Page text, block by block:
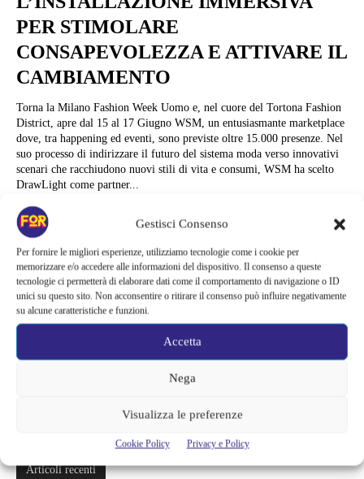
Gestisci Consenso
Per fornire le migliori esperienze, utilizziamo tecnologie come i cookie per
memorizzare e/o accedere alle informazioni del dispositivo. Il consenso a queste
tecnologie ci permetterà di elaborare dati come il comportamento di navigazione o ID
unici su questo sito. Non acconsentire o ritirare il consenso può influire negativamente
su alcune caratteristiche e funzioni.
Accetta
Nega
Visualizza le preferenze
Cookie Policy Privacy e Policy
PER STIMOLARE
CONSAPEVOLEZZA E ATTIVARE IL
CAMBIAMENTO
Torna la Milano Fashion Week Uomo e, nel cuore del Tortona Fashion
District, apre dal 15 al 17 Giugno WSM, un entusiasmante marketplace
dove, tra happening ed eventi, sono previste oltre 15.000 presenze. Nel
suo processo di indirizzare il futuro del sistema moda verso innovativi
scenari che racchiudono nuovi stili di vita e consumi, WSM ha scelto
DrawLight come partner...
Alessandra Chiaradia
Articoli recenti